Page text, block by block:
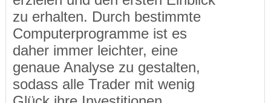
zu erhalten. Durch bestimmte
Computerprogramme ist es
daher immer leichter, eine
genaue Analyse zu gestalten,
sodass alle Trader mit wenig